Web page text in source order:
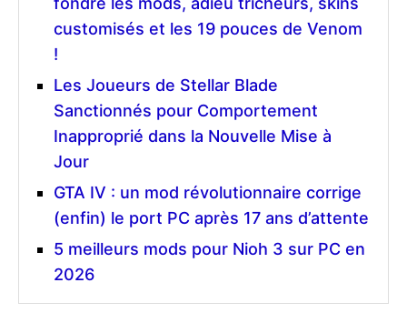
customisés et les 19 pouces de Venom
!
Les Joueurs de Stellar Blade
Sanctionnés pour Comportement
Inapproprié dans la Nouvelle Mise à
Jour
GTA IV : un mod révolutionnaire corrige
(enfin) le port PC après 17 ans d’attente
5 meilleurs mods pour Nioh 3 sur PC en
2026